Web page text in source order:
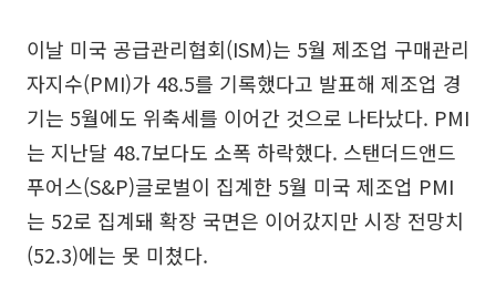
이날 미국 공급관리협회(ISM)는 5월 제조업 구매관리
자지수(PMI)가 48.5를 기록했다고 발표해 제조업 경
기는 5월에도 위축세를 이어간 것으로 나타났다. PMI
는 지난달 48.7보다도 소폭 하락했다. 스탠더드앤드
푸어스(S&P)글로벌이 집계한 5월 미국 제조업 PMI
는 52로 집계돼 확장 국면은 이어갔지만 시장 전망치
(52.3)에는 못 미쳤다.